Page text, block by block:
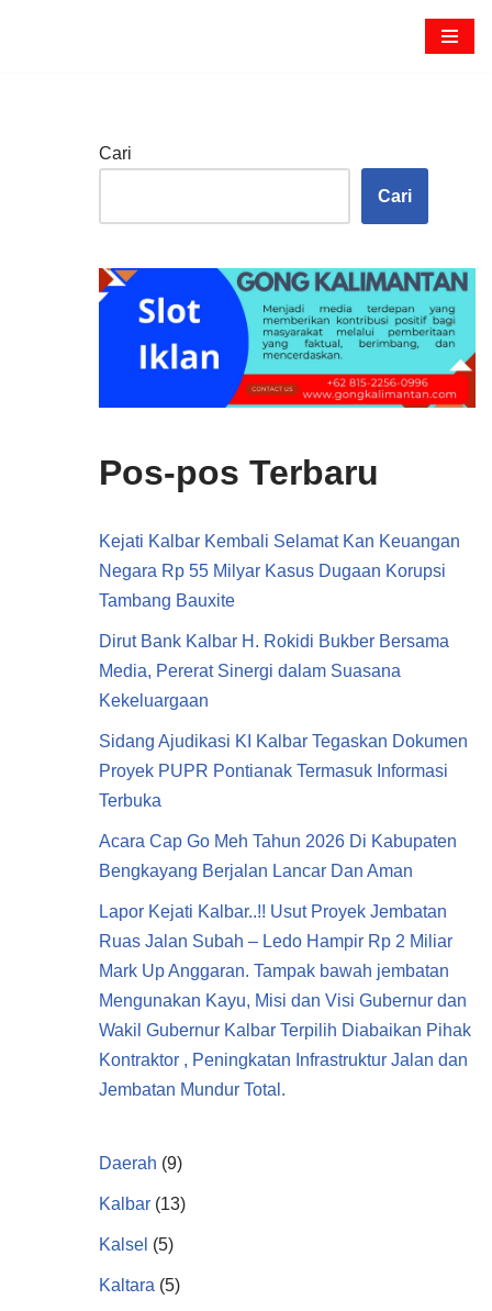
Cari
Cari
Pos-pos Terbaru
Kejati Kalbar Kembali Selamat Kan Keuangan
Negara Rp 55 Milyar Kasus Dugaan Korupsi
Tambang Bauxite
Dirut Bank Kalbar H. Rokidi Bukber Bersama
Media, Pererat Sinergi dalam Suasana
Kekeluargaan
Sidang Ajudikasi KI Kalbar Tegaskan Dokumen
Proyek PUPR Pontianak Termasuk Informasi
Terbuka
Acara Cap Go Meh Tahun 2026 Di Kabupaten
Bengkayang Berjalan Lancar Dan Aman
Lapor Kejati Kalbar..!! Usut Proyek Jembatan
Ruas Jalan Subah – Ledo Hampir Rp 2 Miliar
Mark Up Anggaran. Tampak bawah jembatan
Mengunakan Kayu, Misi dan Visi Gubernur dan
Wakil Gubernur Kalbar Terpilih Diabaikan Pihak
Kontraktor , Peningkatan Infrastruktur Jalan dan
Jembatan Mundur Total.
Daerah (9)
Kalbar(13)
Kalsel (5)
Kaltara (5)